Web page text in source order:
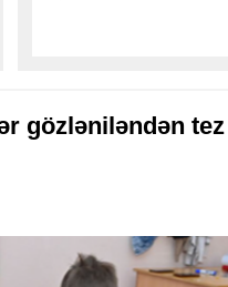
gözləniləndən